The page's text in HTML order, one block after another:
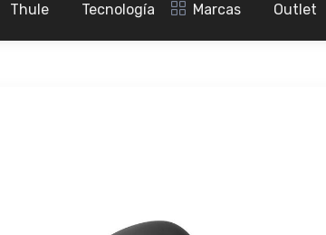
Thule Tecnología Marcas Outlet